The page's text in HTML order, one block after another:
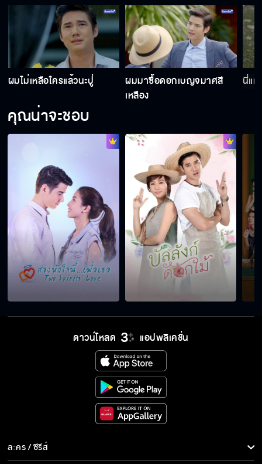
แกทำแบบนี้ทำไมวะ
พวกแกรวมหัวกันใส่ความฉัน
ช่วยลืมไปเลย ว่าเคยรู้จักกัน
ให้มันเป็นความทรงจำของเธอ
ฉันไม่เป็นไรหรอก
ฉันไม่ปล่อยมันไว้แน่
หัวใจฉัน ฉันให้เธอ
นายต้องเชื่อฉัน
ผมไม่เหลือใครแล้วนะปู่
ผมมาซื้อดอกเบญจมาศสี
เหลือง
นี่แห
คุณน่าจะชอบ
ดาวน์โหลด แอปพลิเคชั่น
ละคร / ซีรีส์